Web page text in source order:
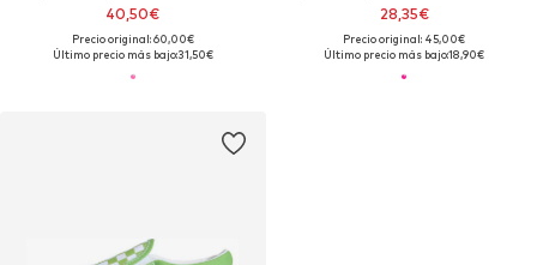
40,50€
Precio original: 60,00€
Último precio más bajo:31,50€
28,35€
Precio original: 45,00€
Último precio más bajo:18,90€